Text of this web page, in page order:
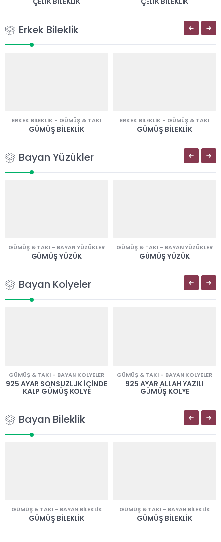
ÇELIK BILEKLIK ÇELIK BILEKLIK
Erkek Bileklik
ERKEK BILEKLIK - GÜMÜŞ & TAKI
GÜMÜŞ BILEKLIK
ERKEK BILEKLIK - GÜMÜŞ & TAKI
GÜMÜŞ BILEKLIK
Bayan Yüzükler
GÜMÜŞ & TAKI - BAYAN YÜZÜKLER
GÜMÜŞ YÜZÜK
GÜMÜŞ & TAKI - BAYAN YÜZÜKLER
GÜMÜŞ YÜZÜK
Bayan Kolyeler
GÜMÜŞ & TAKI - BAYAN KOLYELER
925 AYAR SONSUZLUK İÇINDE
KALP GÜMÜŞ KOLYE
GÜMÜŞ & TAKI - BAYAN KOLYELER
925 AYAR ALLAH YAZILI
GÜMÜŞ KOLYE
Bayan Bileklik
GÜMÜŞ & TAKI- BAYAN BILEKLIK
GÜMÜŞ BILEKLIK
GÜMÜŞ & TAKI- BAYAN BILEKLIK
GÜMÜŞ BILEKLIK